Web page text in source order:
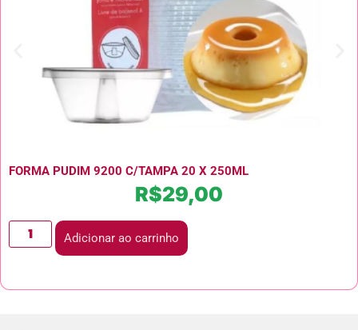
FORMA PUDIM 9200 C/TAMPA 20 X 250ML
R$29,00
Adicionar ao carrinho